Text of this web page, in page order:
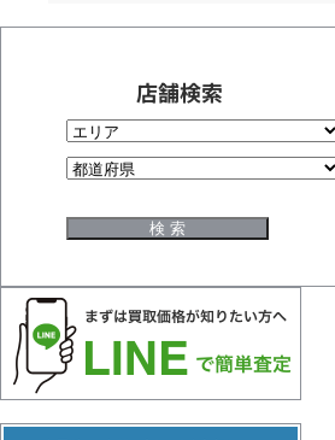
店舗検索